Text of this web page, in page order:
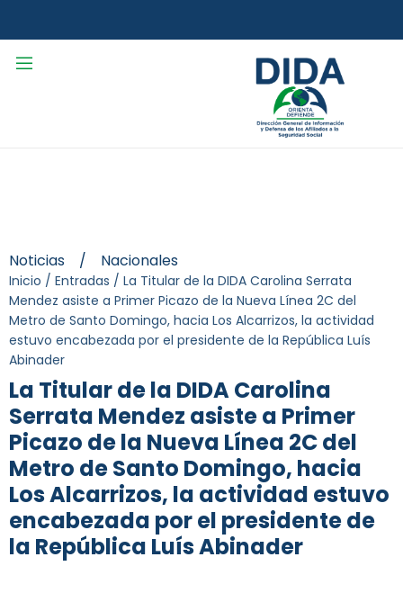
Noticias / Nacionales
Inicio / Entradas / La Titular de la DIDA Carolina Serrata
Mendez asiste a Primer Picazo de la Nueva Línea 2C del
Metro de Santo Domingo, hacia Los Alcarrizos, la actividad
estuvo encabezada por el presidente de la República Luís
Abinader
La Titular de la DIDA Carolina
Serrata Mendez asiste a Primer
Picazo de la Nueva Línea 2C del
Metro de Santo Domingo, hacia
Los Alcarrizos, la actividad estuvo
encabezada por el presidente de
la República Luís Abinader